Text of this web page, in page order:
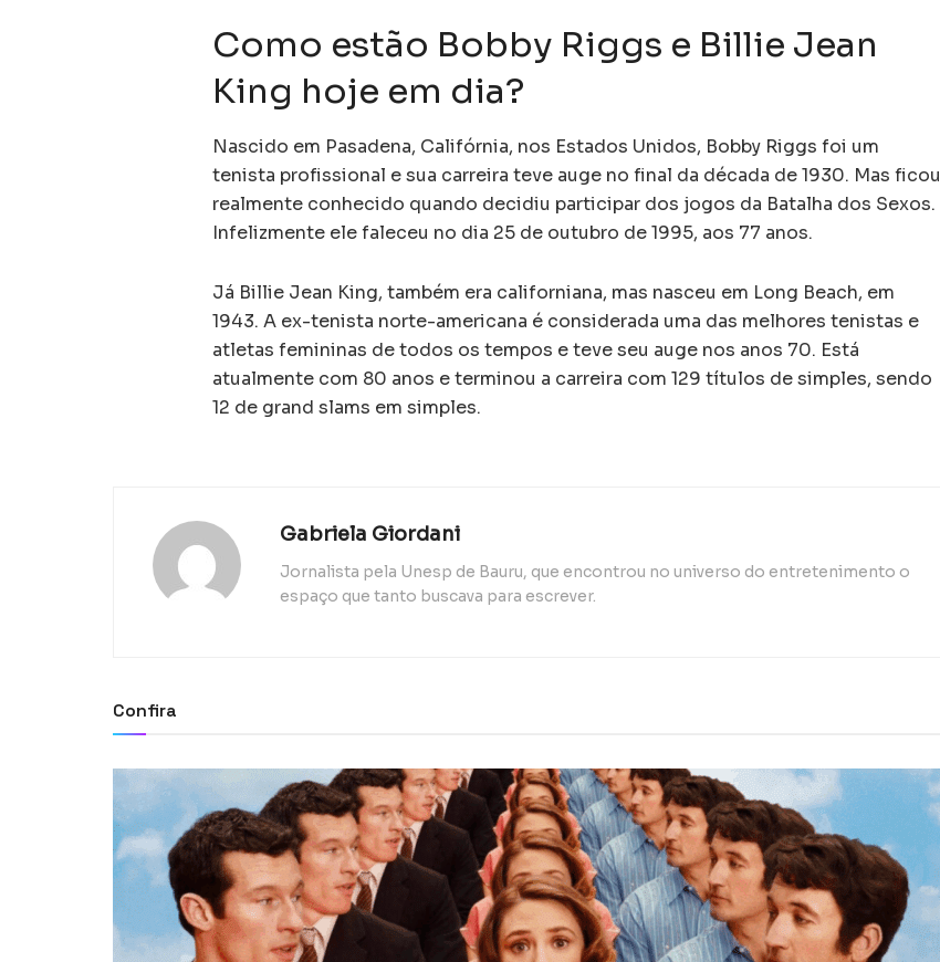
Como estão Bobby Riggs e Billie Jean
King hoje em dia?
Nascido em Pasadena, Califórnia, nos Estados Unidos, Bobby Riggs foi um
tenista profissional e sua carreira teve auge no final da década de 1930. Mas ficou
realmente conhecido quando decidiu participar dos jogos da Batalha dos Sexos.
Infelizmente ele faleceu no dia 25 de outubro de 1995, aos 77 anos.
Já Billie Jean King, também era californiana, mas nasceu em Long Beach, em
1943. A ex-tenista norte-americana é considerada uma das melhores tenistas e
atletas femininas de todos os tempos e teve seu auge nos anos 70. Está
atualmente com 80 anos e terminou a carreira com 129 títulos de simples, sendo
12 de grand slams em simples.
Gabriela Giordani
Jornalista pela Unesp de Bauru, que encontrou no universo do entretenimento o
espaço que tanto buscava para escrever.
Confira